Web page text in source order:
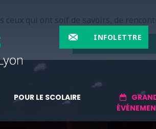
ceux qui ont soif de savoirs, de
INFOLETTRE
POUR LE SCOLAIRE